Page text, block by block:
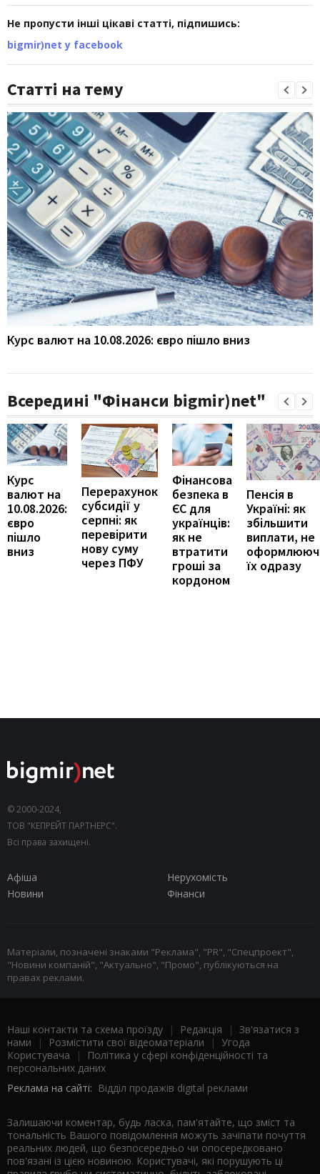
Не пропусти інші цікаві статті, підпишись:
bigmir)net у facebook
Статті на тему
Курс валют на 10.08.2026: євро пішло вниз
Всередині "Фінанси bigmir)net"
Курс
валют на
10.08.2026:
євро
пішло
вниз
Перерахунок
субсидії у
серпні: як
перевірити
нову суму
через ПФУ
Фінансова
безпека в
ЄС для
українців:
як не
втратити
гроші за
кордоном
Пенсія в
Україні: як
збільшити
виплати, не
їх одразу
© 2000-2024,
ТОВ "КЕПРЕЙТ ПАРТНЕРС".
Всі права захищені.
Афіша
Нерухомість
Новини
Фінанси
Матеріали, позначені знаками "Реклама", "PR", "Спецпроект",
"Новини компаній", "Актуально", "Промо", публікуються на
правах реклами.
Наші контакти та схема проїзду | Редакція | Зв'язатися з
нами | Розмістити свої відеоматеріали | Угода
Користувача |
Політика у сфері конфіденційності та
персональних даних
Реклама на сайті: Відділ продажів digital реклами
Залишаючи коментар, будь ласка, пам'ятайте, що зміст та
тональність Вашого повідомлення можуть зачіпати почуття
реальних людей, що безпосередньо чи опосередковано
пов'язані із цією новиною. Користувачі, які порушують ці